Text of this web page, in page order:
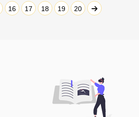
16 17 18 19 20